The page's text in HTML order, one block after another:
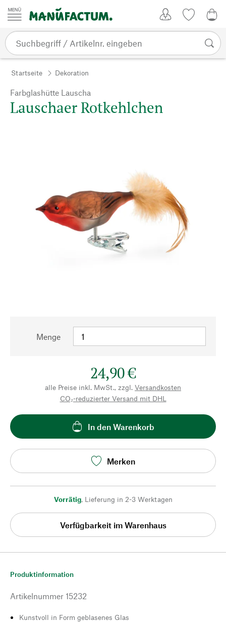
Zum Inhalt springen
Startseite Dekoration
Farbglashütte Lauscha
Lauschaer Rotkehlchen
Menge
24,90 €
alle Preise inkl. MwSt., zzgl. Versandkosten
CO₂-reduzierter Versand mit DHL
In den Warenkorb
Merken
Vorrätig, Lieferung in 2-3 Werktagen
Verfügbarkeit im Warenhaus
Produktinformation
Artikelnummer 15232
Kunstvoll in Form geblasenes Glas